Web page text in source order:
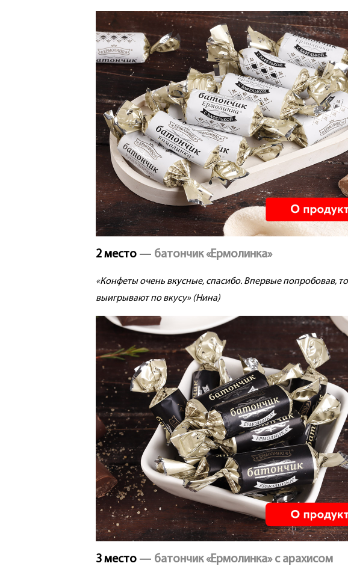
2 место — батончик «Ермолинка»
«Конфеты очень вкусные, спасибо. Впервые попробовав,
выигрывают по вкусу» (Нина)
3 место — батончик «Ермолинка» с арахисом